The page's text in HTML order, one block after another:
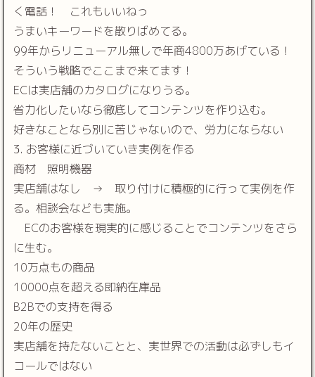
く電話！ これもいいねっ
うまいキーワードを散りばめてる。
99年からリニューアル無しで年商4800万あげている！
そういう戦略でここまで来てます！
ECは実店舗のカタログになりうる。
省力化したいなら徹底してコンテンツを作り込む。
好きなことなら別に苦じゃないので、労力にならない
3. お客様に近づいていき実例を作る
商材 照明機器
実店舗はなし → 取り付けに積極的に行って実例を作
る。相談会なども実施。
ECのお客様を現実的に感じることでコンテンツをさら
に生む。
10万点もの商品
10000点を超える即納在庫品
B2Bでの支持を得る
20年の歴史
実店舗を持たないことと、実世界での活動は必ずしもイ
コールではない